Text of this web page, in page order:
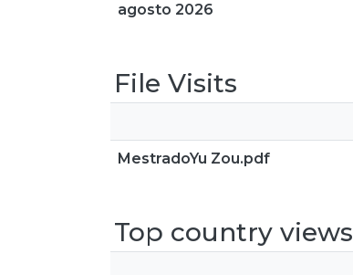
agosto 2026
File Visits
MestradoYu Zou.pdf
Top country views